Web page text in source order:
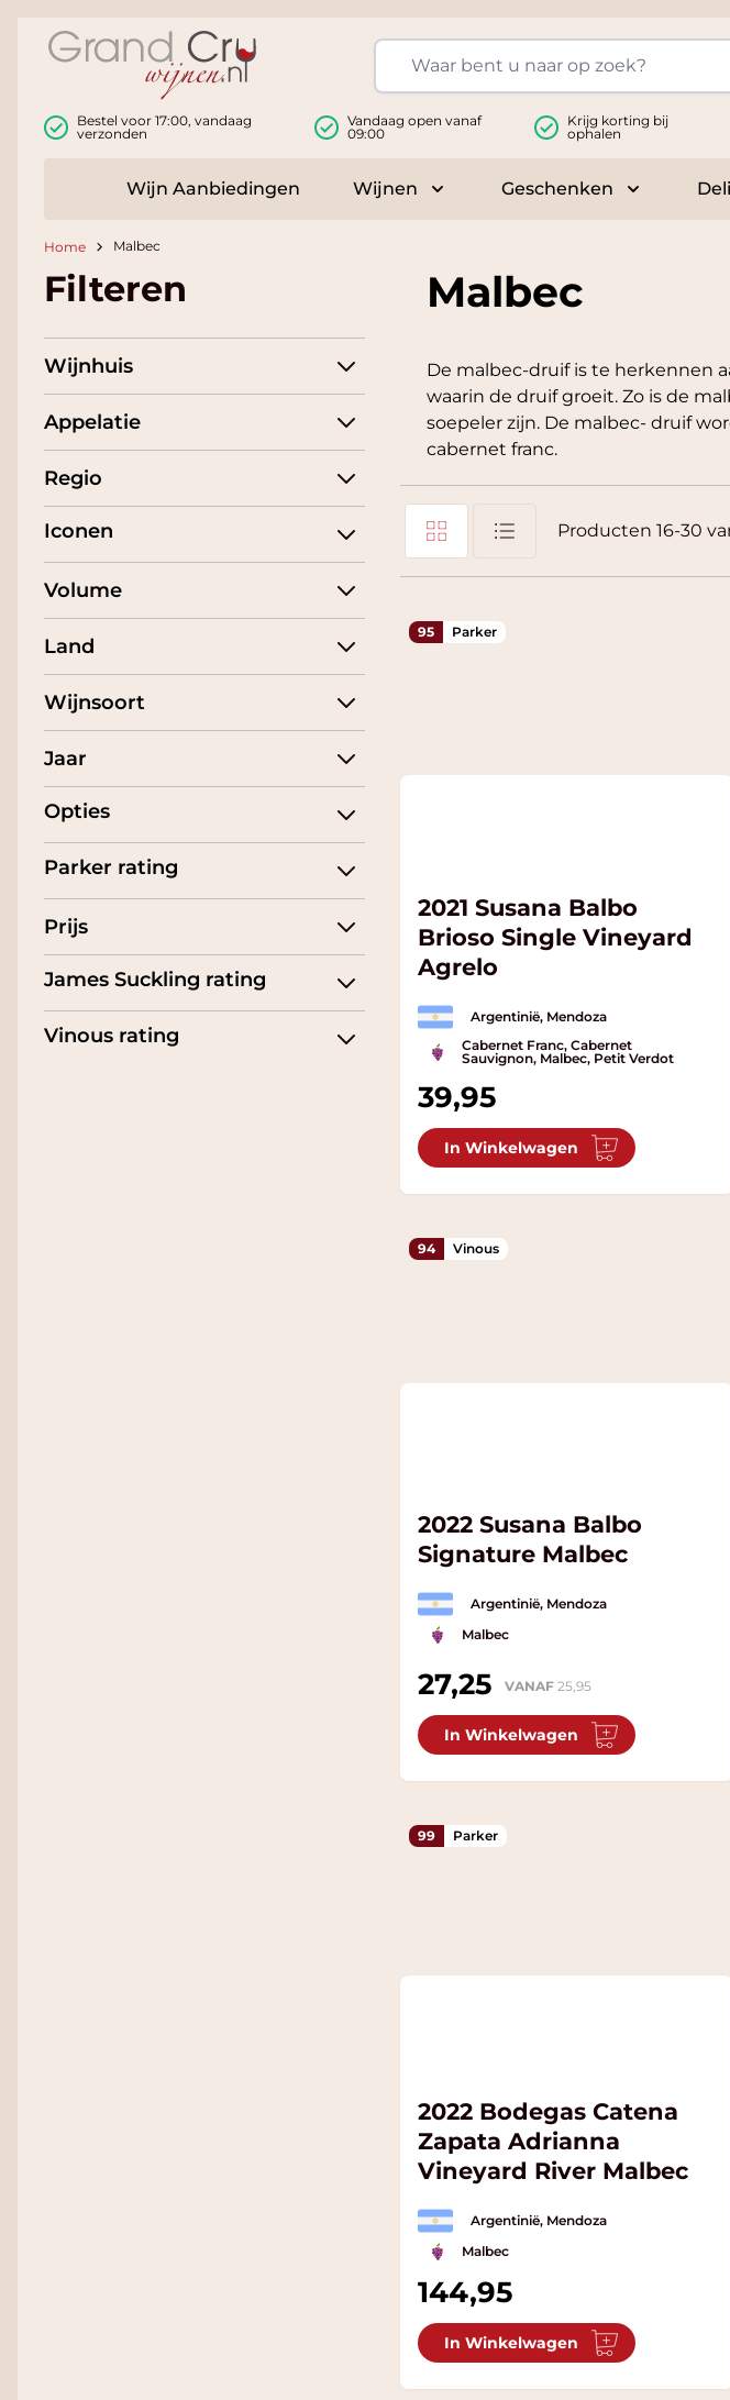
Bestel voor 17:00, vandaag
verzonden
Vandaag open vanaf
09:00
Krijg korting bij
ophalen
Wijn Aanbiedingen Wijnen
Toggle submenu for Wijnen
Geschenken
Toggle
Home Malbec
Filteren
Wijnhuis
Appelatie
Regio
Iconen
Volume
Land
Wijnsoort
Jaar
Opties
Parker rating
Prijs
James Suckling rating
Vinous rating
Malbec
De malbec-druif is te herkennen
waarin de druif groeit. Zo is de
soepeler zijn. De malbec- druif
cabernet franc.
Tonen als Producten 16-30
95 Parker
2021 Susana Balbo
Brioso Single Vineyard
Agrelo
Argentinië, Mendoza
Cabernet Franc, Cabernet
Sauvignon, Malbec, Petit Verdot
39,95
In Winkelwagen
94 Vinous
2022 Susana Balbo
Signature Malbec
Argentinië, Mendoza
Malbec
27,25 VANAF 25,95
In Winkelwagen
99 Parker
2022 Bodegas Catena
Zapata Adrianna
Vineyard River Malbec
Argentinië, Mendoza
Malbec
144,95
In Winkelwagen